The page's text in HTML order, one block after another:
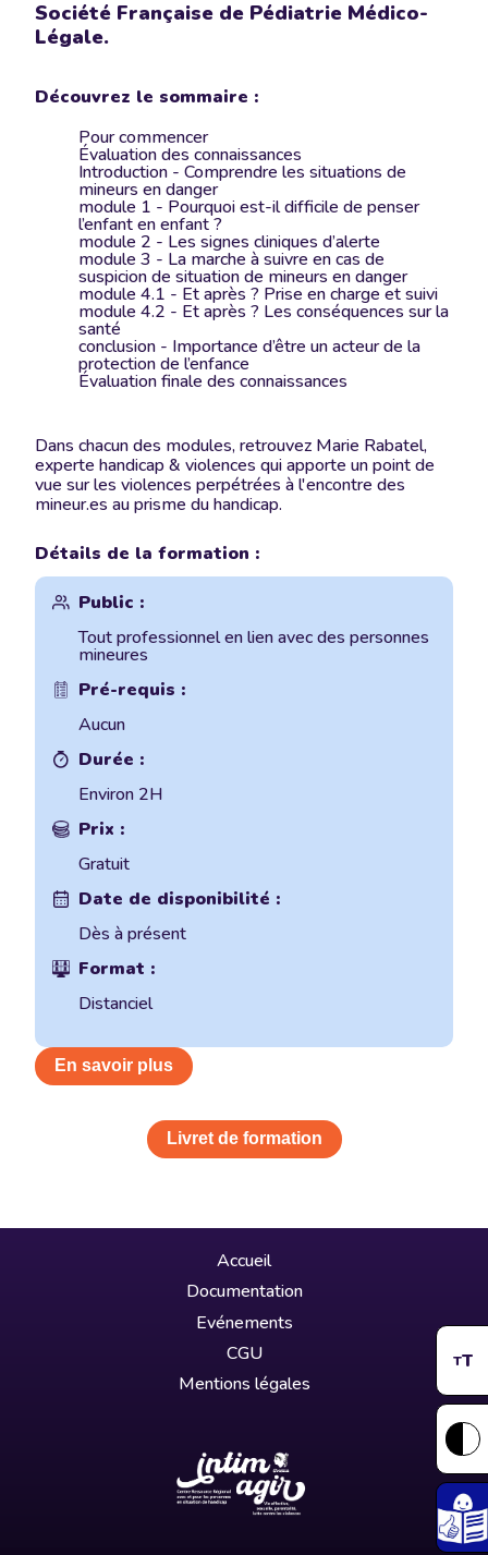
TT
Société Française de Pédiatrie Médico-
Légale.
Découvrez le sommaire :
Pour commencer
Évaluation des connaissances
Introduction - Comprendre les situations de
mineurs en danger
module 1 - Pourquoi est-il difficile de penser
l’enfant en enfant ?
module 2 - Les signes cliniques d’alerte
module 3 - La marche à suivre en cas de
suspicion de situation de mineurs en danger
module 4.1 - Et après ? Prise en charge et suivi
module 4.2 - Et après ? Les conséquences sur la
santé
conclusion - Importance d’être un acteur de la
protection de l’enfance
Évaluation finale des connaissances
Dans chacun des modules, retrouvez Marie Rabatel,
experte handicap & violences qui apporte un point de
vue sur les violences perpétrées à l'encontre des
mineur.es au prisme du handicap.
Détails de la formation :
Public :
Tout professionnel en lien avec des personnes
mineures
Pré-requis :
Aucun
Durée :
Environ 2H
Prix :
Gratuit
Date de disponibilité :
Dès à présent
Format :
Distanciel
En savoir plus
Livret de formation
Accueil
Documentation
Evénements
CGU
Mentions légales